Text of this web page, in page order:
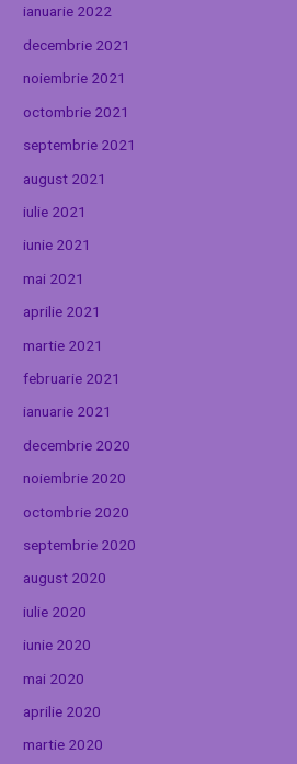
ianuarie 2022
decembrie 2021
noiembrie 2021
octombrie 2021
septembrie 2021
august 2021
iulie 2021
iunie 2021
mai 2021
aprilie 2021
martie 2021
februarie 2021
ianuarie 2021
decembrie 2020
noiembrie 2020
octombrie 2020
septembrie 2020
august 2020
iulie 2020
iunie 2020
mai 2020
aprilie 2020
martie 2020